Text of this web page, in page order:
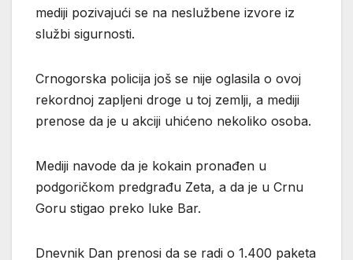
mediji pozivajući se na neslužbene izvore iz
službi sigurnosti.
Crnogorska policija još se nije oglasila o ovoj
rekordnoj zapljeni droge u toj zemlji, a mediji
prenose da je u akciji uhićeno nekoliko osoba.
Mediji navode da je kokain pronađen u
podgoričkom predgrađu Zeta, a da je u Crnu
Goru stigao preko luke Bar.
Dnevnik Dan prenosi da se radi o 1.400 paketa